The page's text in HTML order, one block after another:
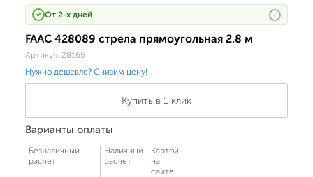
От 2-х дней i
FAAC 428089 стрела прямоугольная 2.8 м
Артикул: 28165
Нужно дешевле? Снизим цену!
Купить в 1 клик
Варианты оплаты
Безналичный
расчет
Наличный
расчет
Картой
на
сайте